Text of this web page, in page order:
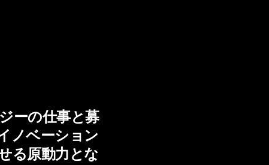
ーの仕事と募
ノベーション
る原動力とな